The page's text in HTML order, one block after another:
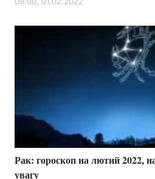
Рак: гороскоп на лютий 2022,
увагу